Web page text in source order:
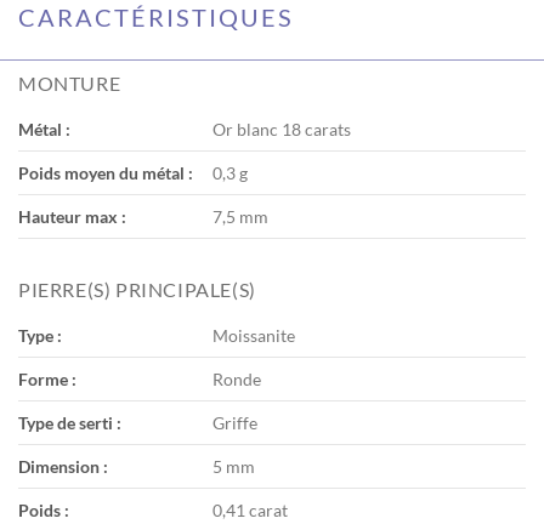
CARACTÉRISTIQUES
MONTURE
Métal : Or blanc 18 carats
Poids moyen du métal : 0,3 g
Hauteur max : 7,5 mm
PIERRE(S) PRINCIPALE(S)
Type : Moissanite
Forme : Ronde
Type de serti : Griffe
Dimension : 5 mm
Poids : 0,41 carat